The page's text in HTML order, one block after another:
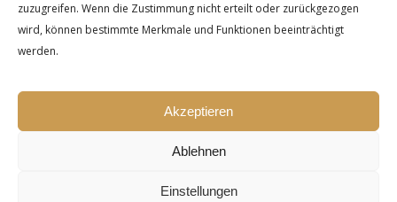
zuzugreifen. Wenn die Zustimmung nicht erteilt oder zurückgezogen
wird, können bestimmte Merkmale und Funktionen beeinträchtigt
werden.
Akzeptieren
Ablehnen
Einstellungen
Ashe Theme by Royal-Flush - 2026 ©